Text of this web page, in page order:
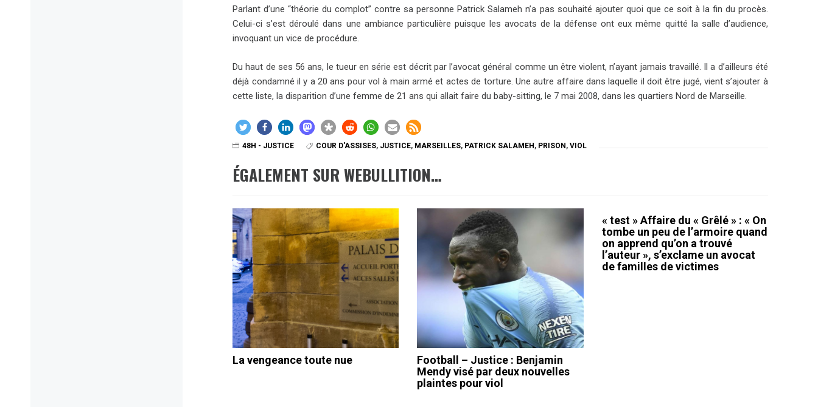
Parlant d’une “théorie du complot” contre sa personne Patrick Salameh n’a pas souhaité ajouter quoi que ce soit à la fin du procès.
Celui-ci s’est déroulé dans une ambiance particulière puisque les avocats de la défense ont eux même quitté la salle d’audience,
invoquant un vice de procédure.
Du haut de ses 56 ans, le tueur en série est décrit par l’avocat général comme un être violent, n’ayant jamais travaillé. Il a d’ailleurs été
déjà condamné il y a 20 ans pour vol à main armé et actes de torture. Une autre affaire dans laquelle il doit être jugé, vient s’ajouter à
cette liste, la disparition d’une femme de 21 ans qui allait faire du baby-sitting, le 7 mai 2008, dans les quartiers Nord de Marseille.
48H - JUSTICE COUR D'ASSISES, JUSTICE, MARSEILLES, PATRICK SALAMEH, PRISON,VIOL
ÉGALEMENT SUR WEBULLITION…
La vengeance toute nue
Football – Justice : Benjamin
Mendy visé par deux nouvelles
plaintes pour viol
« test » Affaire du « Grêlé » : « On
tombe un peu de l’armoire quand
on apprend qu’on a trouvé
l’auteur », s’exclame un avocat
de familles de victimes